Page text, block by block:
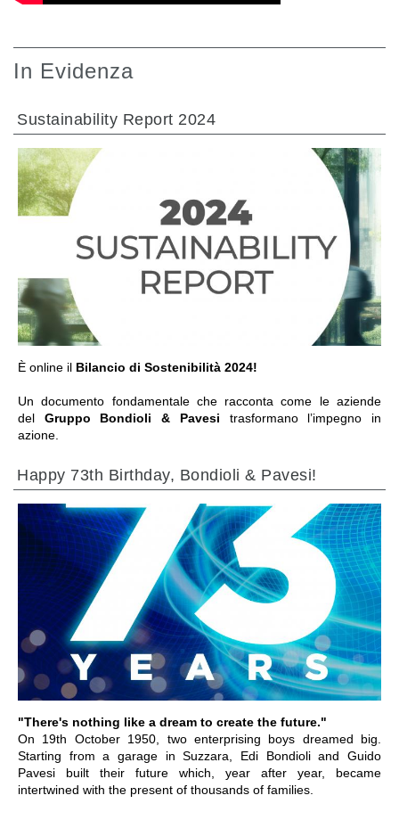
In Evidenza
Sustainability Report 2024
È online il Bilancio di Sostenibilità 2024!
Un documento fondamentale che racconta come le aziende
del Gruppo Bondioli & Pavesi trasformano l’impegno in
azione.
VAI ALLA SEZIONE
Happy 73th Birthday, Bondioli & Pavesi!
"There's nothing like a dream to create the future."
On 19th October 1950, two enterprising boys dreamed big.
Starting from a garage in Suzzara, Edi Bondioli and Guido
Pavesi built their future which, year after year, became
intertwined with the present of thousands of families.
VAI ALLA SEZIONE